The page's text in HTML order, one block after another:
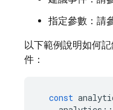
指定參數：請
以下範例說明如何
件：
const